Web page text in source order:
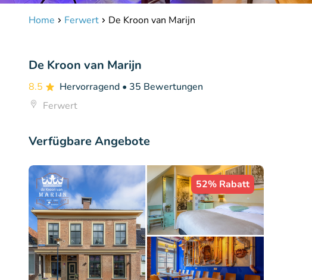
Home Ferwert De Kroon van Marijn
De Kroon van Marijn
8.5 Hervorragend • 35 Bewertungen
Ferwert
Verfügbare Angebote
52% Rabatt